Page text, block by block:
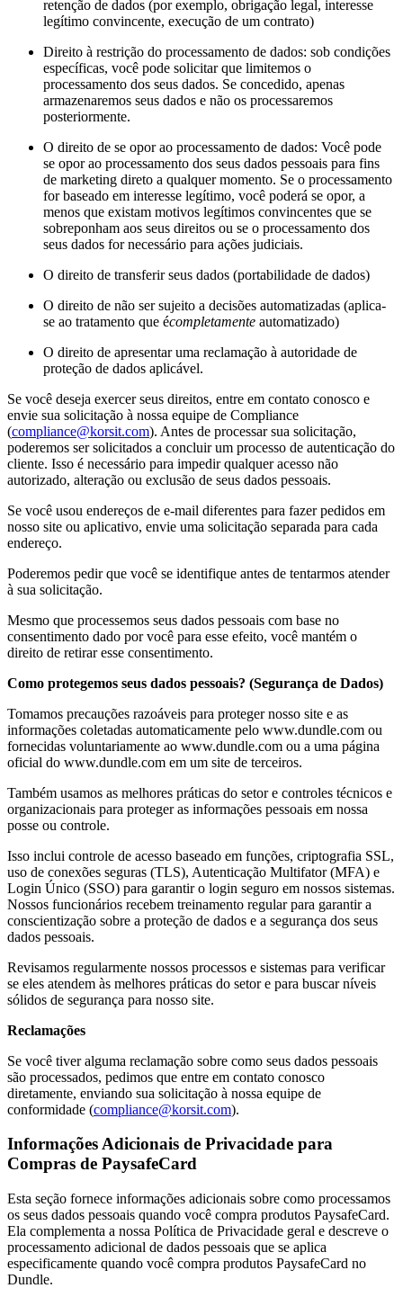
retenção de dados (por exemplo, obrigação legal, interesse
legítimo convincente, execução de um contrato)
Direito à restrição do processamento de dados: sob condições
específicas, você pode solicitar que limitemos o
processamento dos seus dados. Se concedido, apenas
armazenaremos seus dados e não os processaremos
posteriormente.
O direito de se opor ao processamento de dados: Você pode
se opor ao processamento dos seus dados pessoais para fins
de marketing direto a qualquer momento. Se o processamento
for baseado em interesse legítimo, você poderá se opor, a
menos que existam motivos legítimos convincentes que se
sobreponham aos seus direitos ou se o processamento dos
seus dados for necessário para ações judiciais.
O direito de transferir seus dados (portabilidade de dados)
O direito de não ser sujeito a decisões automatizadas (aplica-
se ao tratamento que écompletamente automatizado)
O direito de apresentar uma reclamação à autoridade de
proteção de dados aplicável.
Se você deseja exercer seus direitos, entre em contato conosco e
envie sua solicitação à nossa equipe de Compliance
(compliance@korsit.com). Antes de processar sua solicitação,
poderemos ser solicitados a concluir um processo de autenticação do
cliente. Isso é necessário para impedir qualquer acesso não
autorizado, alteração ou exclusão de seus dados pessoais.
Se você usou endereços de e-mail diferentes para fazer pedidos em
nosso site ou aplicativo, envie uma solicitação separada para cada
endereço.
Poderemos pedir que você se identifique antes de tentarmos atender
à sua solicitação.
Mesmo que processemos seus dados pessoais com base no
consentimento dado por você para esse efeito, você mantém o
direito de retirar esse consentimento.
Como protegemos seus dados pessoais? (Segurança de Dados)
Tomamos precauções razoáveis ​​para proteger nosso site e as
informações coletadas automaticamente pelo www.dundle.com ou
fornecidas voluntariamente ao www.dundle.com ou a uma página
oficial do www.dundle.com em um site de terceiros.
Também usamos as melhores práticas do setor e controles técnicos e
organizacionais para proteger as informações pessoais em nossa
posse ou controle.
Isso inclui controle de acesso baseado em funções, criptografia SSL,
uso de conexões seguras (TLS), Autenticação Multifator (MFA) e
Login Único (SSO) para garantir o login seguro em nossos sistemas.
Nossos funcionários recebem treinamento regular para garantir a
conscientização sobre a proteção de dados e a segurança dos seus
dados pessoais.
Revisamos regularmente nossos processos e sistemas para verificar
se eles atendem às melhores práticas do setor e para buscar níveis
sólidos de segurança para nosso site.
Reclamações
Se você tiver alguma reclamação sobre como seus dados pessoais
são processados, pedimos que entre em contato conosco
diretamente, enviando sua solicitação à nossa equipe de
conformidade (compliance@korsit.com).
Informações Adicionais de Privacidade para
Compras de PaysafeCard
Esta seção fornece informações adicionais sobre como processamos
os seus dados pessoais quando você compra produtos PaysafeCard.
Ela complementa a nossa Política de Privacidade geral e descreve o
processamento adicional de dados pessoais que se aplica
especificamente quando você compra produtos PaysafeCard no
Dundle.